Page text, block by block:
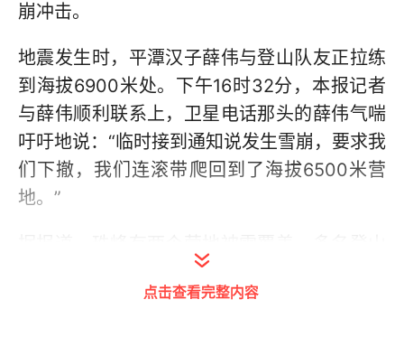
崩冲击。
地震发生时，平潭汉子薛伟与登山队友正拉练
到海拔6900米处。下午16时32分，本报记者
与薛伟顺利联系上，卫星电话那头的薛伟气喘
吁吁地说：“临时接到通知说发生雪崩，要求我
们下撤，我们连滚带爬回到了海拔6500米营
地。”
者失去联系。当天，地震发生后，记者试图电
话联络薛伟，但截至16时22分时，薛伟的手机
点击查看完整内容